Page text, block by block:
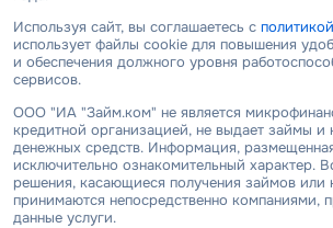
Используя сайт, вы соглашаетесь с
использует файлы cookie для повышения
и обеспечения должного уровня
сервисов.
ООО "ИА "Займ.ком" не является
кредитной организацией, не выдает займы и
денежных средств. Информация,
исключительно ознакомительный характер.
решения, касающиеся получения займов или
принимаются непосредственно компаниями,
данные услуги.